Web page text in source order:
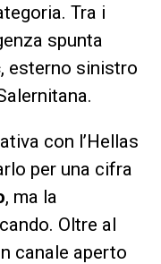
Tra i
spunta
, esterno sinistro
con l’Hellas
per una cifra
, ma la
Oltre al
canale aperto